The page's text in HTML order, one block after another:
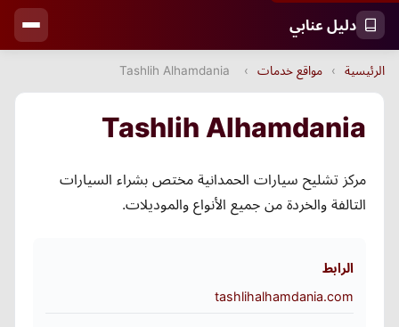
دليل عنابي
الرئيسية › مواقع خدمات ›
Tashlih Alhamdania
Tashlih Alhamdania
مركز تشليح سيارات الحمدانية مختص بشراء السيارات
التالفة والخردة من جميع الأنواع والموديلات.
الرابط
tashlihalhamdania.com